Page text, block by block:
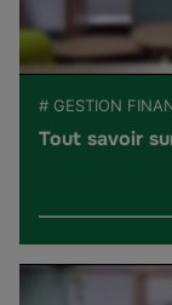
# GESTION
Tout savoir